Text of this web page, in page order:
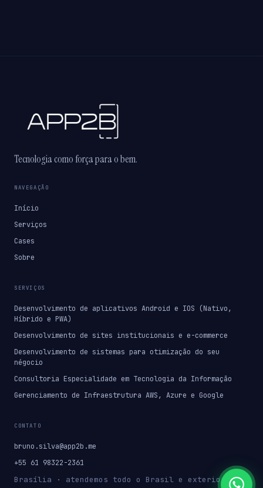
Tecnologia como força para o bem.
NAVEGAÇÃO
Início
Serviços
Cases
Sobre
SERVIÇOS
Desenvolvimento de aplicativos Android e IOS (Nativo,
Híbrido e PWA)
Desenvolvimento de sites institucionais e e-commerce
Desenvolvimento de sistemas para otimização do seu
négocio
Consultoria Especialidade em Tecnologia da Informação
Gerenciamento de Infraestrutura AWS, Azure e Google
CONTATO
bruno.silva@app2b.me
+55 61 98322-2361
Brasília · atendemos todo o Brasil e exterior